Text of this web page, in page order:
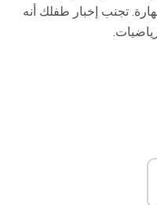
تجنب إخبار طفلك أنه